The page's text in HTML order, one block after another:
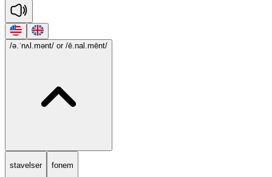
/ə.ˈnʌl.mənt/ or /ē.nal.mēnt/
stavelser fonem